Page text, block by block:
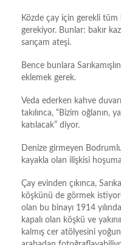
Közde çay için gerekli tüm
gerekiyor. Bunlar: bakır
sarıçam ateşi.
Bence bunlara
eklemek gerek.
Veda ederken kahve
takılınca, “Bizim oğlanın,
katılacak” diyor.
Denize girmeyen
kayakla olan ilişkisi
Çay evinden çıkınca,
köşkünü de görmek
olan bu binayı 1914
kapalı olan köşkü ve
kalmış cer atölyesini